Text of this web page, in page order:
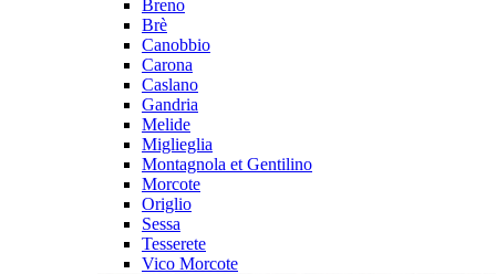
Breno
Brè
Canobbio
Carona
Caslano
Gandria
Melide
Miglieglia
Montagnola et Gentilino
Morcote
Origlio
Sessa
Tesserete
Vico Morcote